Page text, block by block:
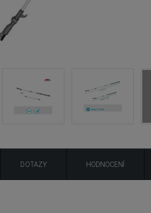
DOTAZY HODNOCENÍ